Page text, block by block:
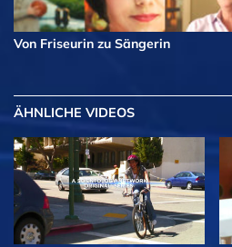
Von Friseurin zu Sängerin
ÄHNLICHE VIDEOS